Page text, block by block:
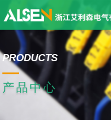
PRODUCTS
产品中心